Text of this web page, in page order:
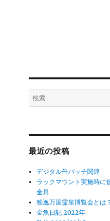
検
索:
最近の投稿
デジタル缶バッチ関連
ラックマウント実施時に
金具
独逸万国霊泉博覧会とは
金魚日記 2022年